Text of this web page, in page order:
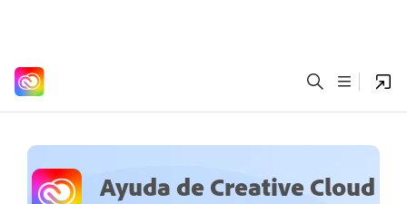
Ayuda de Creative Cloud